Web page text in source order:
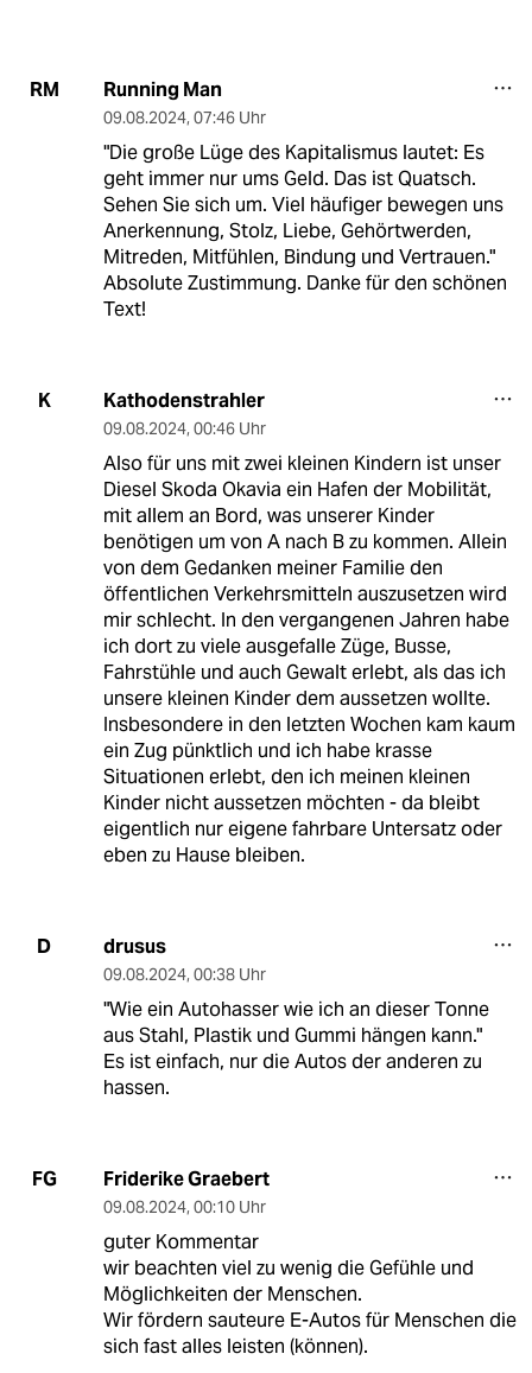
RM Running Man
09.08.2024, 07:46 Uhr
"Die große Lüge des Kapitalismus lautet: Es
geht immer nur ums Geld. Das ist Quatsch.
Sehen Sie sich um. Viel häufiger bewegen uns
Anerkennung, Stolz, Liebe, Gehörtwerden,
Mitreden, Mitfühlen, Bindung und Vertrauen."
Absolute Zustimmung. Danke für den schönen
Text!
K Kathodenstrahler
09.08.2024, 00:46 Uhr
Also für uns mit zwei kleinen Kindern ist unser
Diesel Skoda Okavia ein Hafen der Mobilität,
mit allem an Bord, was unserer Kinder
benötigen um von A nach B zu kommen. Allein
von dem Gedanken meiner Familie den
öffentlichen Verkehrsmitteln auszusetzen wird
mir schlecht. In den vergangenen Jahren habe
ich dort zu viele ausgefalle Züge, Busse,
Fahrstühle und auch Gewalt erlebt, als das ich
unsere kleinen Kinder dem aussetzen wollte.
Insbesondere in den letzten Wochen kam kaum
ein Zug pünktlich und ich habe krasse
Situationen erlebt, den ich meinen kleinen
Kinder nicht aussetzen möchten - da bleibt
eigentlich nur eigene fahrbare Untersatz oder
eben zu Hause bleiben.
D drusus
09.08.2024, 00:38 Uhr
"Wie ein Autohasser wie ich an dieser Tonne
aus Stahl, Plastik und Gummi hängen kann."
Es ist einfach, nur die Autos der anderen zu
hassen.
FG Friderike Graebert
09.08.2024, 00:10 Uhr
guter Kommentar
wir beachten viel zu wenig die Gefühle und
Möglichkeiten der Menschen.
Wir fördern sauteure E-Autos für Menschen die
sich fast alles leisten (können).